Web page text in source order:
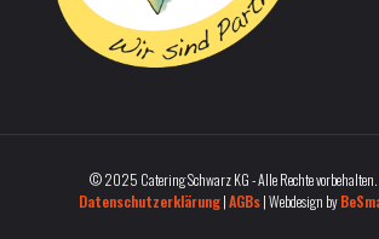
© 2025 Catering Schwarz KG - Alle Rechte vorbehalten.
Datenschutzerklärung|AGBs| Webdesign by